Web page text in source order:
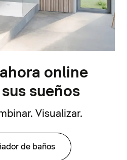
online
sueños
Visualizar.
de baños